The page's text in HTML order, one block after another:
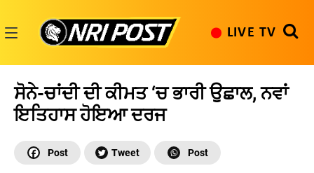
content
LIVE TV
ਸੋਨੇ-ਚਾਂਦੀ ਦੀ ਕੀਮਤ ‘ਚ ਭਾਰੀ ਉਛਾਲ, ਨਵਾਂ
ਇਤਿਹਾਸ ਹੋਇਆ ਦਰਜ